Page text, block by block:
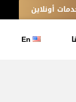
أونلاين
En